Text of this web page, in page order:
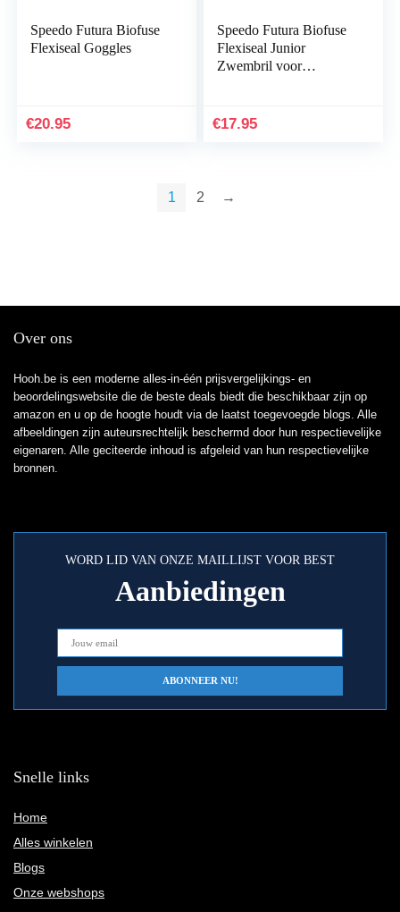
Speedo Futura Biofuse
Flexiseal Goggles
€20.95
Speedo Futura Biofuse
Flexiseal Junior
Zwembril voor
€17.95
1 2 →
Over ons
Hooh.be is een moderne alles-in-één prijsvergelijkings- en
beoordelingswebsite die de beste deals biedt die beschikbaar zijn op
amazon en u op de hoogte houdt via de laatst toegevoegde blogs. Alle
afbeeldingen zijn auteursrechtelijk beschermd door hun respectievelijke
eigenaren. Alle geciteerde inhoud is afgeleid van hun respectievelijke
bronnen.
WORD LID VAN ONZE MAILLIJST VOOR BEST
Aanbiedingen
Snelle links
Home
Alles winkelen
Blogs
Onze webshops